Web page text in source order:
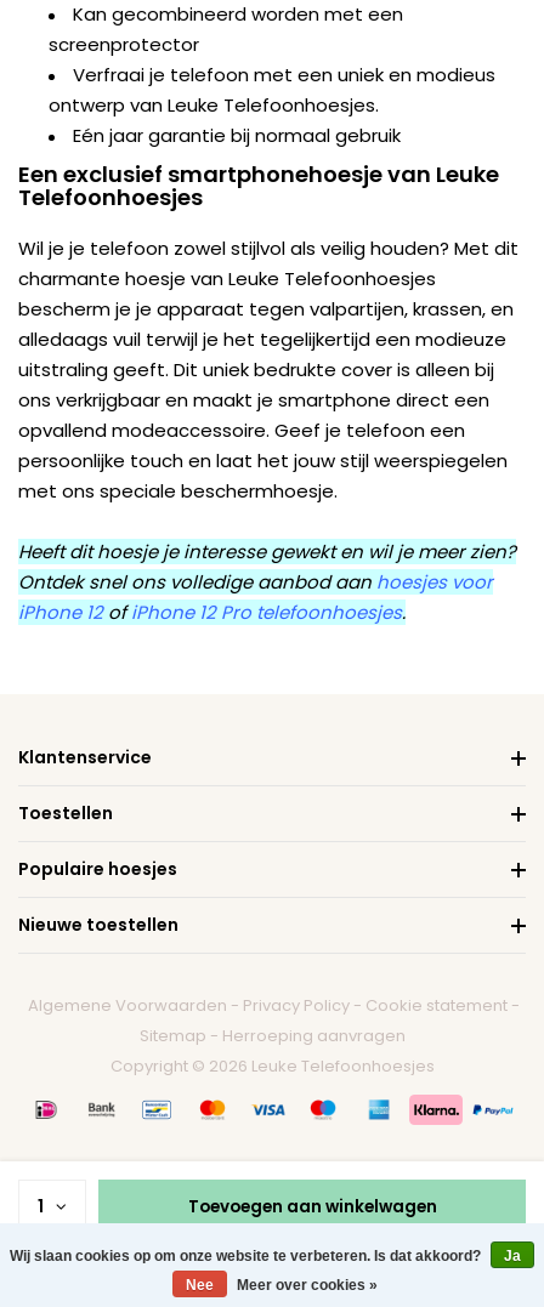
Zoeken
Kan gecombineerd worden met een
screenprotector
Verfraai je telefoon met een uniek en modieus
ontwerp van Leuke Telefoonhoesjes.
Eén jaar garantie bij normaal gebruik
Een exclusief smartphonehoesje van Leuke
Telefoonhoesjes
Wil je je telefoon zowel stijlvol als veilig houden? Met dit
charmante hoesje van Leuke Telefoonhoesjes
bescherm je je apparaat tegen valpartijen, krassen, en
alledaags vuil terwijl je het tegelijkertijd een modieuze
uitstraling geeft. Dit uniek bedrukte cover is alleen bij
ons verkrijgbaar en maakt je smartphone direct een
opvallend modeaccessoire. Geef je telefoon een
persoonlijke touch en laat het jouw stijl weerspiegelen
met ons speciale beschermhoesje.
Heeft dit hoesje je interesse gewekt en wil je meer zien?
Ontdek snel ons volledige aanbod aan hoesjes voor
iPhone 12ofiPhone 12 Pro telefoonhoesjes.
Klantenservice
Toestellen
Populaire hoesjes
Nieuwe toestellen
Algemene Voorwaarden - Privacy Policy - Cookie statement -
Sitemap - Herroeping aanvragen
Copyright © 2026 Leuke Telefoonhoesjes
1 Toevoegen aan winkelwagen
Wij slaan cookies op om onze website te verbeteren. Is dat akkoord?
Ja
Nee
Meer over cookies »